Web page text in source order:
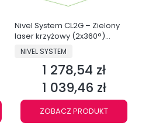
Nivel System CL2G – Zielony
laser krzyżowy (2x360°)
Bluetooth
PRODUCENT
NIVEL SYSTEM
Cena
1 278,54 zł
Cena
1 039,46 zł
ZOBACZ PRODUKT